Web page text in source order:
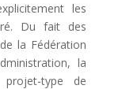
les
Du fait des
la Fédération
la
type de